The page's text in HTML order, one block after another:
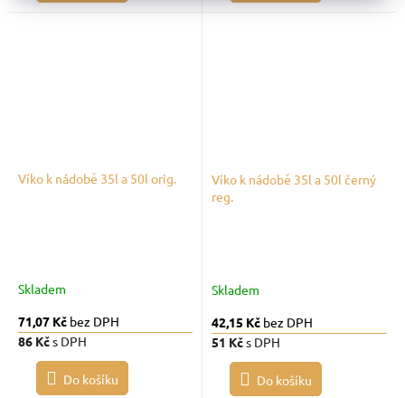
Víko k nádobě 35l a 50l orig.
Skladem
71,07 Kč bez DPH
86 Kčs DPH
Do košíku
Víko k nádobě 35l a 50l černý
reg.
Skladem
42,15 Kč bez DPH
51 Kčs DPH
Do košíku